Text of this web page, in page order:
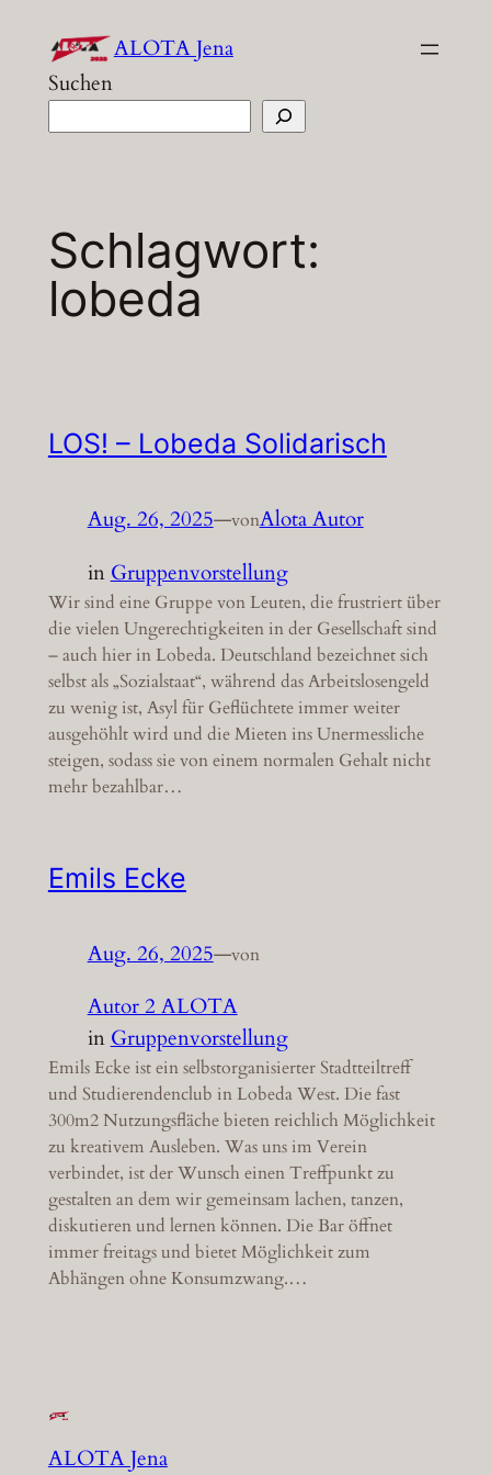
Inhalt
springen
ALOTA Jena
Suchen
Schlagwort:
lobeda
LOS! – Lobeda Solidarisch
Aug. 26, 2025—vonAlota Autor
in Gruppenvorstellung
Wir sind eine Gruppe von Leuten, die frustriert über
die vielen Ungerechtigkeiten in der Gesellschaft sind
– auch hier in Lobeda. Deutschland bezeichnet sich
selbst als „Sozialstaat“, während das Arbeitslosengeld
zu wenig ist, Asyl für Geflüchtete immer weiter
ausgehöhlt wird und die Mieten ins Unermessliche
steigen, sodass sie von einem normalen Gehalt nicht
mehr bezahlbar…
Emils Ecke
Aug. 26, 2025—von
Autor 2 ALOTA
inGruppenvorstellung
Emils Ecke ist ein selbstorganisierter Stadtteiltreff
und Studierendenclub in Lobeda West. Die fast
300m2 Nutzungsfläche bieten reichlich Möglichkeit
zu kreativem Ausleben. Was uns im Verein
verbindet, ist der Wunsch einen Treffpunkt zu
gestalten an dem wir gemeinsam lachen, tanzen,
diskutieren und lernen können. Die Bar öffnet
immer freitags und bietet Möglichkeit zum
Abhängen ohne Konsumzwang.…
ALOTA Jena